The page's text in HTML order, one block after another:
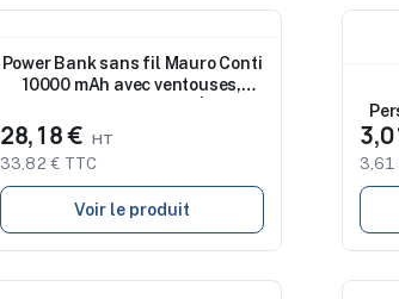
Power Bank sans fil Mauro Conti
10000 mAh avec ventouses,
28,18 €
33,82 € TTC
Voir le produit
3,61